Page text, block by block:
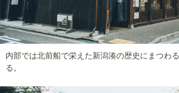
内部では北前船で栄えた新潟湊の歴史にまつわ
る。